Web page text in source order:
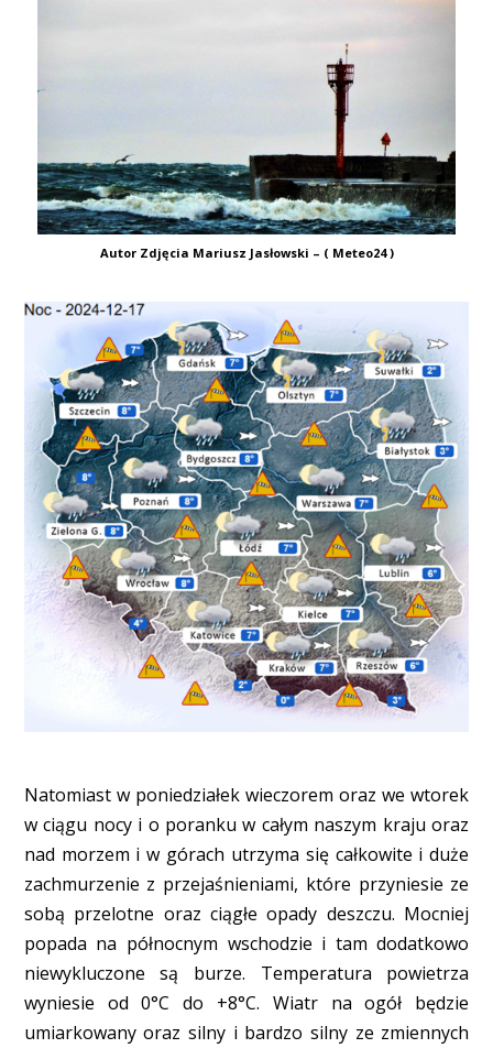
Autor Zdjęcia Mariusz Jasłowski – ( Meteo24 )
Natomiast w poniedziałek wieczorem oraz we wtorek
w ciągu nocy i o poranku w całym naszym kraju oraz
nad morzem i w górach utrzyma się całkowite i duże
zachmurzenie z przejaśnieniami, które przyniesie ze
sobą przelotne oraz ciągłe opady deszczu. Mocniej
popada na północnym wschodzie i tam dodatkowo
niewykluczone są burze. Temperatura powietrza
wyniesie od 0°C do +8°C. Wiatr na ogół będzie
umiarkowany oraz silny i bardzo silny ze zmiennych